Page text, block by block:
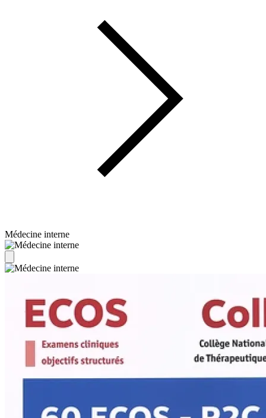
Médecine interne